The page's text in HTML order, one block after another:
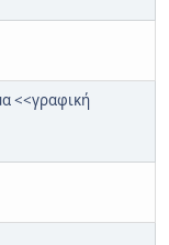
<<γραφική